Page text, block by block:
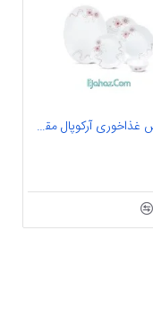
سرویس غذاخوری آرکوپال مقصود 25 پارچه داماس طرح آرتا صورتی